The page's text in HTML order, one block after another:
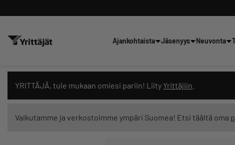
Ajankohtaista Jäsenyys Neuvonta
YRITTÄJÄ, tule mukaan omiesi pariin! Liity Yrittäjiin
Vaikutamme ja verkostoimme ympäri Suomea! Etsi täältä oma
Hae sivustolta tai kysy suoraan